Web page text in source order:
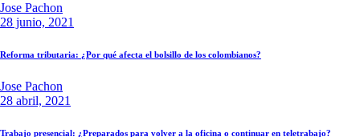
Jose Pachon
28 junio, 2021
Reforma tributaria: ¿Por qué afecta el bolsillo de los colombianos?
Jose Pachon
28 abril, 2021
Trabajo presencial: ¿Preparados para volver a la oficina o continuar en teletrabajo?